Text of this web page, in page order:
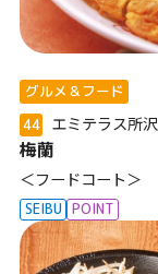
グルメ＆フード
44
エミテラス所沢
梅蘭
＜フードコート＞
SEIBU POINT